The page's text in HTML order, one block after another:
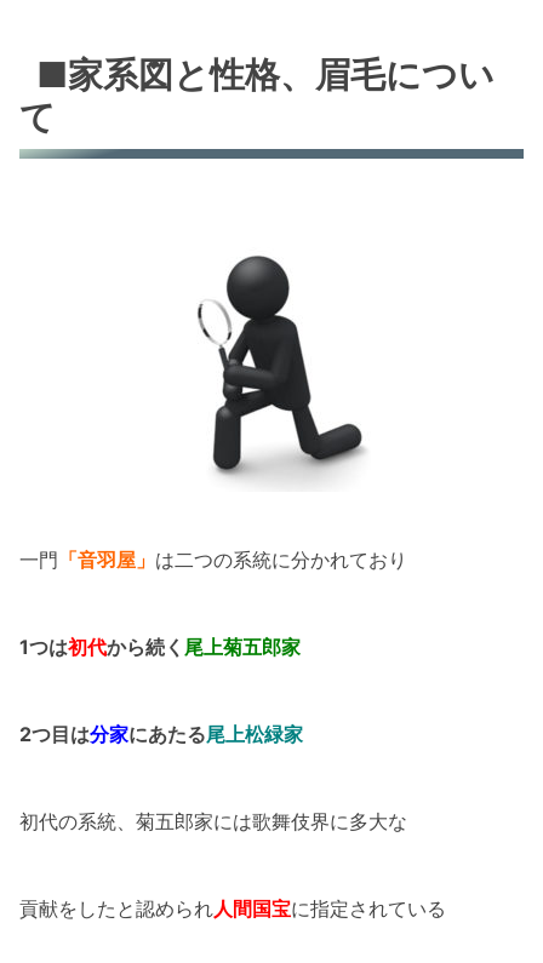
■家系図と性格、眉毛につい
て
一門 「音羽屋」 は二つの系統に分かれており
1つは初代から続く 尾上菊五郎家
2つ目は分家にあたる尾上松緑家
初代の系統、菊五郎家には歌舞伎界に多大な
貢献をしたと認められ人間国宝に指定されている